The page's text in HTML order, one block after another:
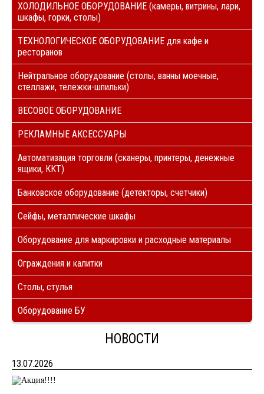
ХОЛОДИЛЬНОЕ ОБОРУДОВАНИЕ (камеры, витрины, лари,
шкафы, горки, столы)
ТЕХНОЛОГИЧЕСКОЕ ОБОРУДОВАНИЕ для кафе и
ресторанов
Нейтральное оборудование (столы, ванны моечные,
стеллажи, тележки-шпильки)
ВЕСОВОЕ ОБОРУДОВАНИЕ
РЕКЛАМНЫЕ АКСЕССУАРЫ
Автоматизация торговли (сканеры, принтеры, денежные
ящики, ККТ)
Банковское оборудование (детекторы, счетчики)
Сейфы, металлические шкафы
Оборудование для маркировки и расходные материалы
Ограждения и калитки
Столы, стулья
Оборудование БУ
НОВОСТИ
13.07.2026